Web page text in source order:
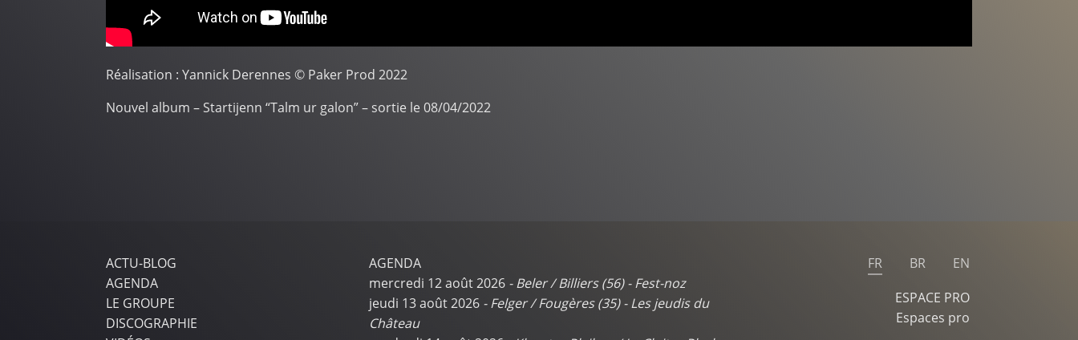
Réalisation : Yannick Derennes © Paker Prod 2022
Nouvel album – Startijenn “Talm ur galon” – sortie le 08/04/2022
ACTU-BLOG
AGENDA
LE GROUPE
DISCOGRAPHIE
AGENDA
mercredi 12 août 2026 -Beler / Billiers (56) - Fest-noz
jeudi 13 août 2026 -Felger / Fougères (35) - Les jeudis du
Château
FR BR
EN
ESPACE PRO
Espaces pro